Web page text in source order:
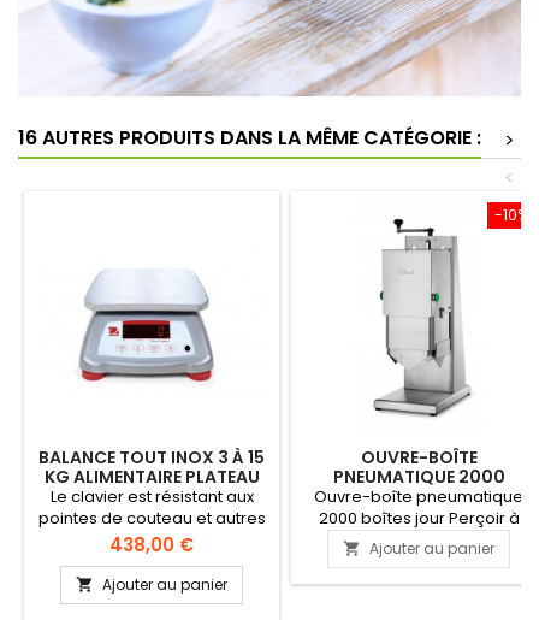
16 AUTRES PRODUITS DANS LA MÊME CATÉGORIE :
>
<
BALANCE TOUT INOX 3 À 15
KG ALIMENTAIRE PLATEAU
242X190 MM
Le clavier est résistant aux
pointes de couteau et autres
objets tranchants pour une
longue durée de vie. Balance
alimentaire avec 4 pieds
antidérapants pour une
Prix
438,00 €
 Ajouter au panier
-10%
OUVRE-BOÎTE
PNEUMATIQUE 2000
BOÎTES JOUR
Ouvre-boîte pneumatique
2000 boîtes jour Perçoir à
couronne pneumatique
Complètement en inox Autres
couronnes en option Avec
 Ajouter au panier